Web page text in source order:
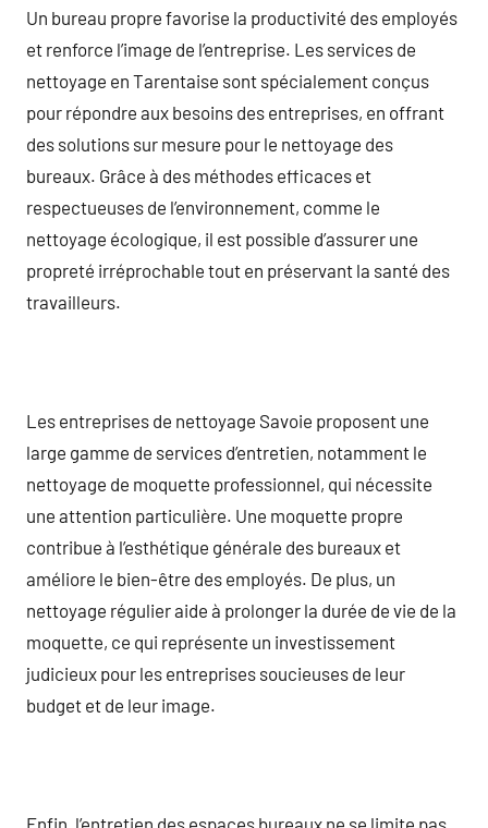
Un bureau propre favorise la productivité des employés
et renforce l’image de l’entreprise. Les services de
nettoyage en Tarentaise sont spécialement conçus
pour répondre aux besoins des entreprises, en offrant
des solutions sur mesure pour le nettoyage des
bureaux. Grâce à des méthodes efficaces et
respectueuses de l’environnement, comme le
nettoyage écologique, il est possible d’assurer une
propreté irréprochable tout en préservant la santé des
travailleurs.
Les entreprises de nettoyage Savoie proposent une
large gamme de services d’entretien, notamment le
nettoyage de moquette professionnel, qui nécessite
une attention particulière. Une moquette propre
contribue à l’esthétique générale des bureaux et
améliore le bien-être des employés. De plus, un
nettoyage régulier aide à prolonger la durée de vie de la
moquette, ce qui représente un investissement
judicieux pour les entreprises soucieuses de leur
budget et de leur image.
Enfin, l’entretien des espaces bureaux ne se limite pas